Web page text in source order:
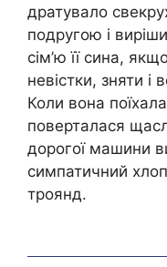
дратувало
подругою і
сім’ю її сина,
невістки, зняти і
Коли вона поїхала
поверталася
дорогої машини
симпатичний
троянд.